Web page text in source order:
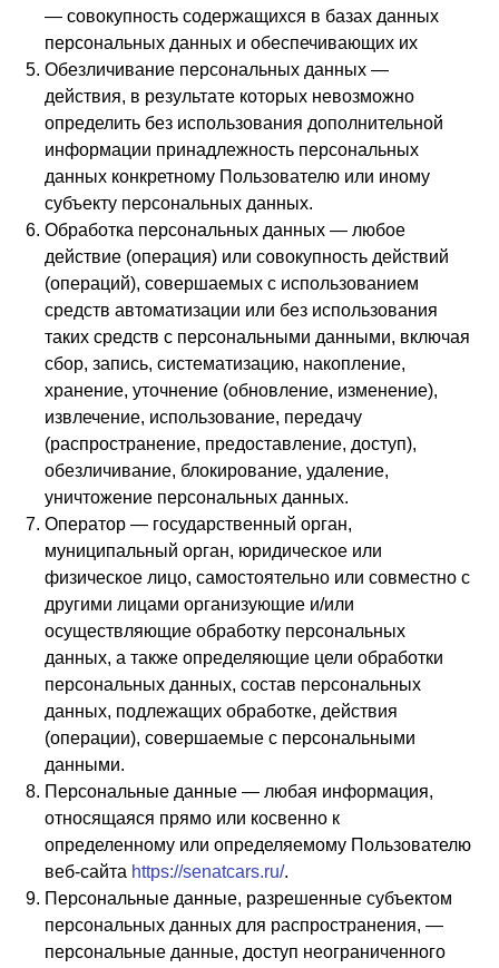
— совокупность содержащихся в базах данных
персональных данных и обеспечивающих их
Обезличивание персональных данных —
действия, в результате которых невозможно
определить без использования дополнительной
информации принадлежность персональных
данных конкретному Пользователю или иному
субъекту персональных данных.
Обработка персональных данных — любое
действие (операция) или совокупность действий
(операций), совершаемых с использованием
средств автоматизации или без использования
таких средств с персональными данными, включая
сбор, запись, систематизацию, накопление,
хранение, уточнение (обновление, изменение),
извлечение, использование, передачу
(распространение, предоставление, доступ),
обезличивание, блокирование, удаление,
уничтожение персональных данных.
Оператор — государственный орган,
муниципальный орган, юридическое или
физическое лицо, самостоятельно или совместно с
другими лицами организующие и/или
осуществляющие обработку персональных
данных, а также определяющие цели обработки
персональных данных, состав персональных
данных, подлежащих обработке, действия
(операции), совершаемые с персональными
данными.
Персональные данные — любая информация,
относящаяся прямо или косвенно к
определенному или определяемому Пользователю
веб-сайта https://senatcars.ru/.
Персональные данные, разрешенные субъектом
персональных данных для распространения, —
персональные данные, доступ неограниченного